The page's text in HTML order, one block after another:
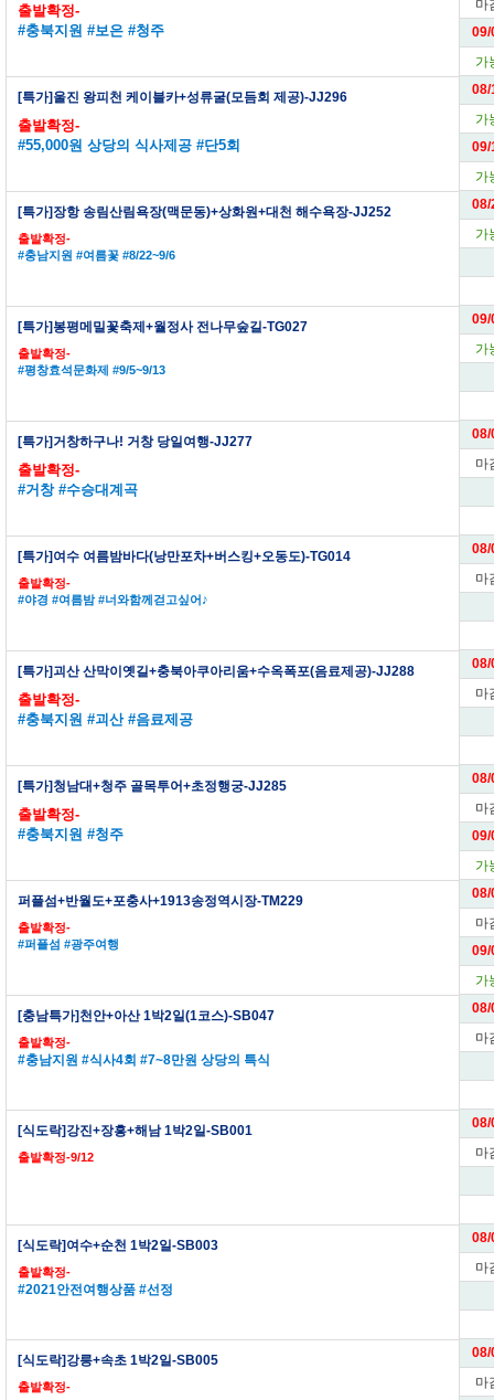
출발확정-
#충북지원 #보은 #청주
마
09/
가
[특가]울진 왕피천 케이블카+성류굴(모듬회 제공)-JJ296
출발확정-
#55,000원 상당의 식사제공 #단5회
08/
가
09/
가
[특가]장항 송림산림욕장(맥문동)+상화원+대천 해수욕장-JJ252
출발확정-
#충남지원 #여름꽃 #8/22~9/6
08/
가
[특가]봉평메밀꽃축제+월정사 전나무숲길-TG027
출발확정-
#평창효석문화제 #9/5~9/13
09/
가
[특가]거창하구나! 거창 당일여행-JJ277
출발확정-
#거창 #수승대계곡
08/
마
[특가]여수 여름밤바다(낭만포차+버스킹+오동도)-TG014
출발확정-
#야경 #여름밤 #너와함께걷고싶어♪
08/
마
[특가]괴산 산막이옛길+충북아쿠아리움+수옥폭포(음료제공)-JJ288
출발확정-
#충북지원 #괴산 #음료제공
08/
마
[특가]청남대+청주 골목투어+초정행궁-JJ285
출발확정-
#충북지원 #청주
08/
마
09/
가
퍼플섬+반월도+포충사+1913송정역시장-TM229
출발확정-
#퍼플섬 #광주여행
08/
마
09/
가
[충남특가]천안+아산 1박2일(1코스)-SB047
출발확정-
#충남지원 #식사4회 #7~8만원 상당의 특식
08/
마
[식도락]강진+장흥+해남 1박2일-SB001
출발확정-9/12
08/
마
[식도락]여수+순천 1박2일-SB003
출발확정-
#2021안전여행상품 #선정
08/
마
[식도락]강릉+속초 1박2일-SB005
출발확정-
08/
마